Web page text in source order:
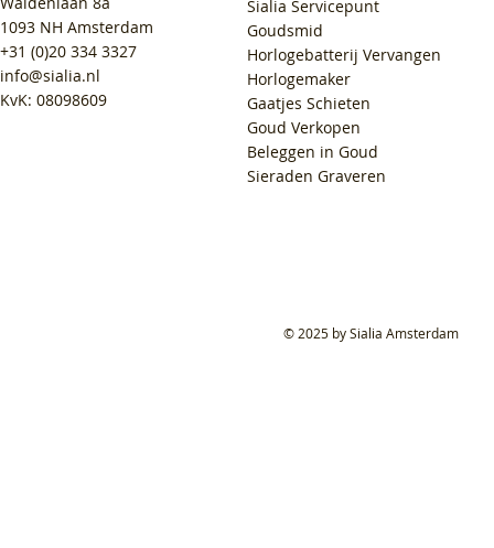
1093 NH Amsterdam
+31 (0)20 334 3327
info@sialia.nl
KvK: 08098609
Sialia Servicepunt
Goudsmid
Horlogebatterij Vervangen
Horlogemaker
Gaatjes Schieten
Goud Verkopen
Beleggen in Goud
Sieraden Graveren
© 2025 by Sialia Amsterdam